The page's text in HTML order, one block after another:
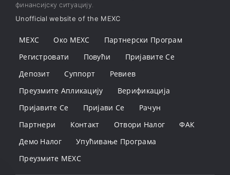
финансијску ситуацију.
Unofficial website of the MEXC
MEXC Око MEXC
Партнерски Програм
Регистровати
Повући
Пријавите Се
Депозит
Суппорт
Ревиев
Преузмите Апликацију
Верификација
Пријавите Се
Пријави Се
Рачун
Партнери
Контакт Отвори Налог
ФАК
Демо Налог
Упућивање Програма
Преузмите MEXC